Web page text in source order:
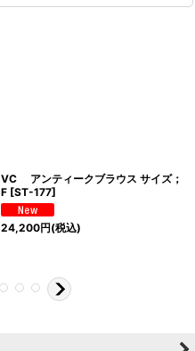
VC アンティークブラウス サイズ；
F [ST-177]
24,200円(税込)